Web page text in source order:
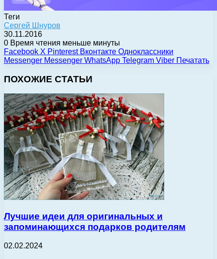
Теги
Сергей Шнуров
30.11.2016
0 Время чтения меньше минуты
Facebook X Pinterest Вконтакте Одноклассники
Messenger Messenger WhatsApp Telegram Viber Печатать
ПОХОЖИЕ СТАТЬИ
Лучшие идеи для оригинальных и
запоминающихся подарков родителям
02.02.2024